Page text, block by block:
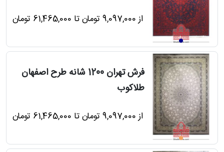
از 9,097,000 تومان تا 61,465,000 تومان
فرش تهران 1200 شانه طرح اصفهان
طلاکوب
از 9,097,000 تومان تا 61,465,000 تومان